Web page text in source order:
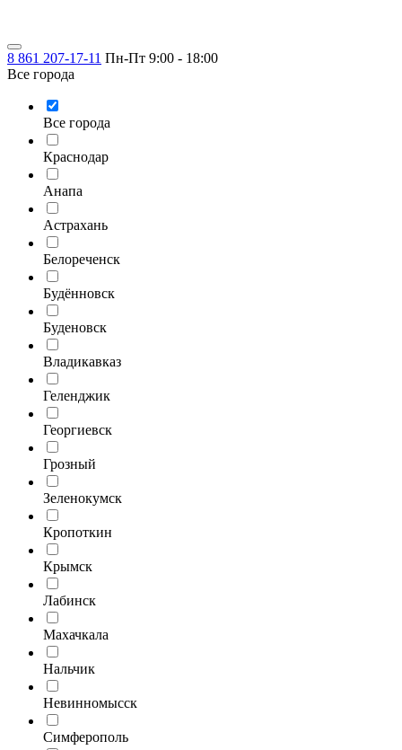
8 861 207-17-11 Пн-Пт 9:00 - 18:00
Все города
Все города
Краснодар
Анапа
Астрахань
Белореченск
Будённовск
Буденовск
Владикавказ
Геленджик
Георгиевск
Грозный
Зеленокумск
Кропоткин
Крымск
Лабинск
Махачкала
Нальчик
Невинномысск
Симферополь